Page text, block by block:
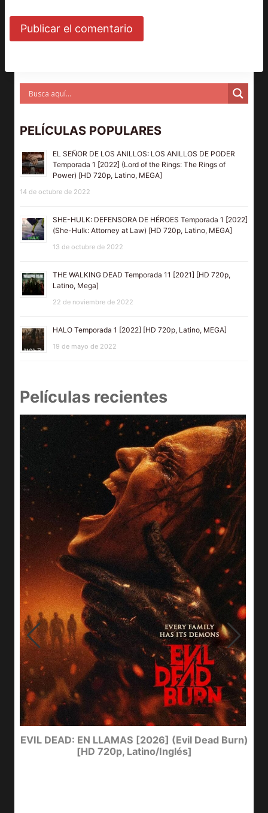
PELÍCULAS POPULARES
EL SEÑOR DE LOS ANILLOS: LOS ANILLOS DE PODER
Temporada 1 [2022] (Lord of the Rings: The Rings of
Power) [HD 720p, Latino, MEGA]
14 de octubre de 2022
SHE-HULK: DEFENSORA DE HÉROES Temporada 1 [2022]
(She-Hulk: Attorney at Law) [HD 720p, Latino, MEGA]
13 de octubre de 2022
THE WALKING DEAD Temporada 11 [2021] [HD 720p,
Latino, Mega]
22 de noviembre de 2022
HALO Temporada 1 [2022] [HD 720p, Latino, MEGA]
19 de mayo de 2022
Películas recientes
EVIL DEAD: EN LLAMAS [2026] (Evil Dead Burn)
[HD 720p, Latino/Inglés]